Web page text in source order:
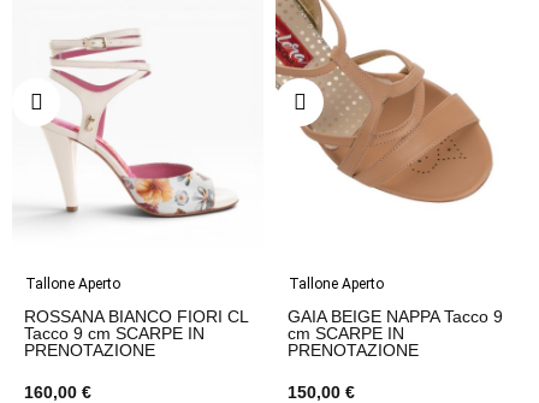
Tallone Aperto
ROSSANA BIANCO FIORI CL
Tacco 9 cm SCARPE IN
PRENOTAZIONE
160,00 €
Tallone Aperto
GAIA BEIGE NAPPA Tacco 9
cm SCARPE IN
PRENOTAZIONE
150,00 €